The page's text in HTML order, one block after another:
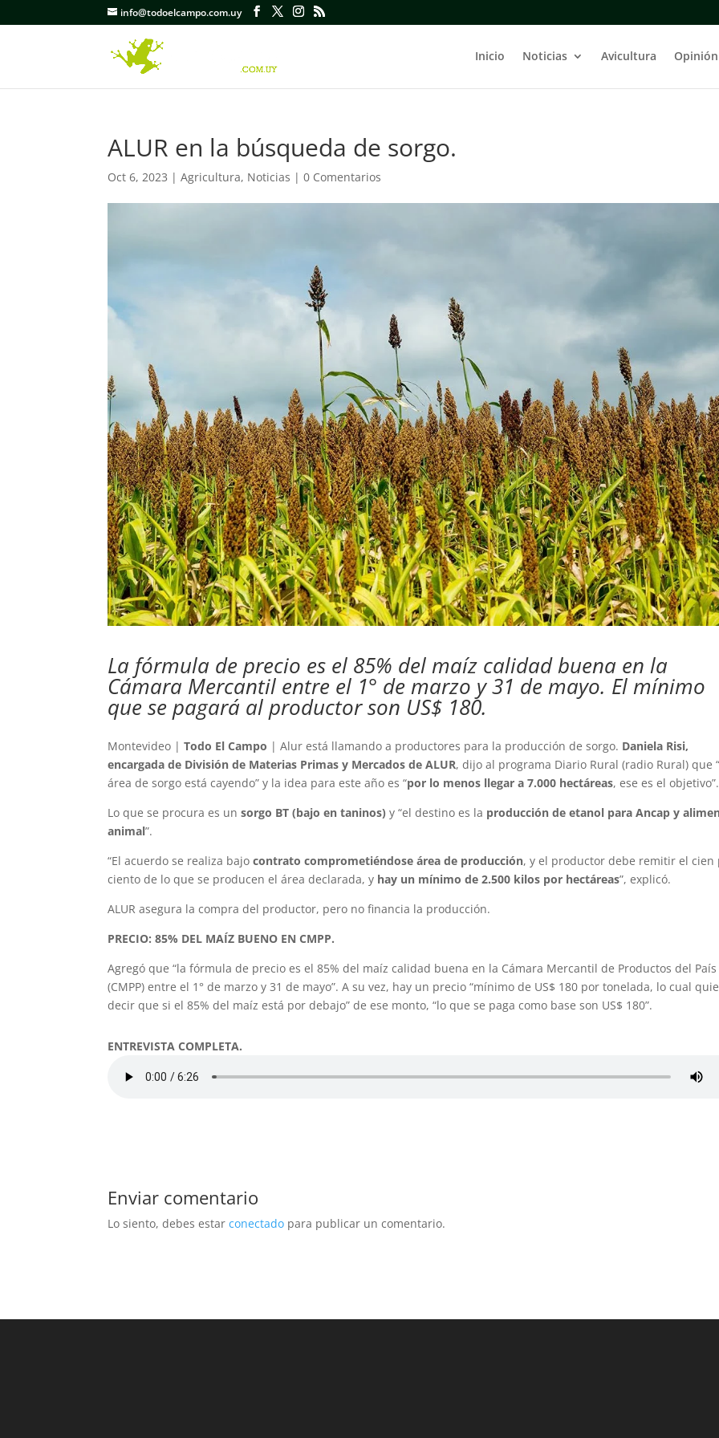
info@todoelcampo.com.uy
Inicio Noticias Avicultura Opinión
ALUR en la búsqueda de sorgo.
Oct 6, 2023 |Agricultura, Noticias |0 Comentarios
La fórmula de precio es el 85% del maíz calidad buena en la
Cámara Mercantil entre el 1° de marzo y 31 de mayo. El mínimo
que se pagará al productor son US$ 180.
Montevideo |Todo El Campo | Alur está llamando a productores para la producción de sorgo. Daniela Risi,
encargada de División de Materias Primas y Mercados de ALUR, dijo al programa Diario Rural (radio Rural) que
área de sorgo está cayendo” y la idea para este año es “por lo menos llegar a 7.000 hectáreas, ese es el objetivo”.
Lo que se procura es unsorgo BT (bajo en taninos) y “el destino es la producción de etanol para Ancap y
animal”.
“El acuerdo se realiza bajocontrato comprometiéndose área de producción, y el productor debe remitir el cien
ciento de lo que se producen el área declarada, y hay un mínimo de 2.500 kilos por hectáreas”, explicó.
ALUR asegura la compra del productor, pero no financia la producción.
PRECIO: 85% DEL MAÍZ BUENO EN CMPP.
Agregó que “la fórmula de precio es el 85% del maíz calidad buena en la Cámara Mercantil de Productos del País
(CMPP) entre el 1° de marzo y 31 de mayo”. A su vez, hay un precio “mínimo de US$ 180 por tonelada, lo cual
decir que si el 85% del maíz está por debajo” de ese monto, “lo que se paga como base son US$ 180”.
ENTREVISTA COMPLETA.
Enviar comentario
Lo siento, debes estarconectado para publicar un comentario.